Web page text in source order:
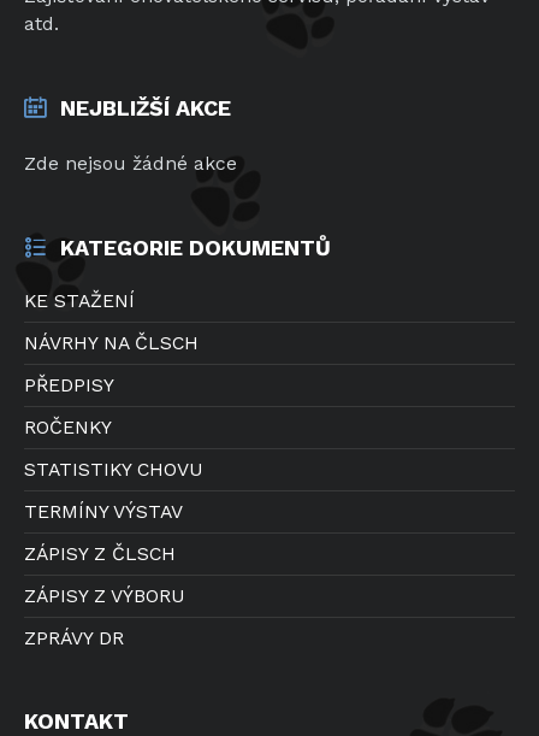
atd.
NEJBLIŽŠÍ AKCE
Zde nejsou žádné akce
KATEGORIE DOKUMENTŮ
KE STAŽENÍ
NÁVRHY NA ČLSCH
PŘEDPISY
ROČENKY
STATISTIKY CHOVU
TERMÍNY VÝSTAV
ZÁPISY Z ČLSCH
ZÁPISY Z VÝBORU
ZPRÁVY DR
KONTAKT